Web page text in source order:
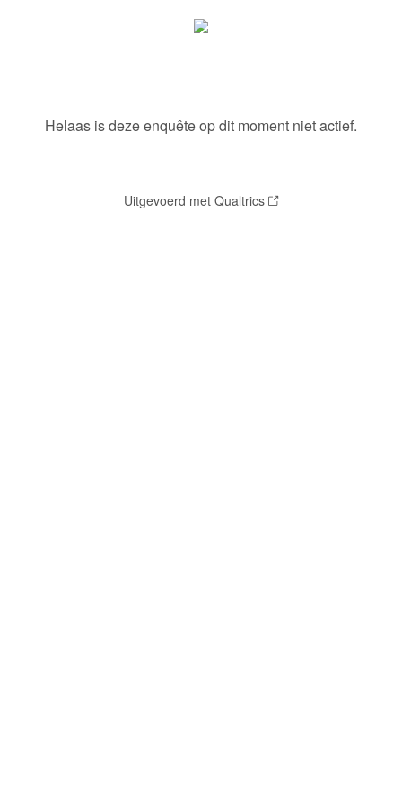
Helaas is deze enquête op dit moment niet actief.
Uitgevoerd met Qualtrics